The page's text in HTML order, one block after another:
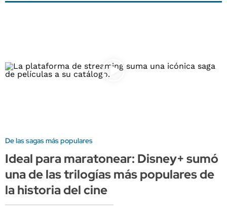
De las sagas más populares
Ideal para maratonear: Disney+ sumó
una de las trilogías más populares de
la historia del cine